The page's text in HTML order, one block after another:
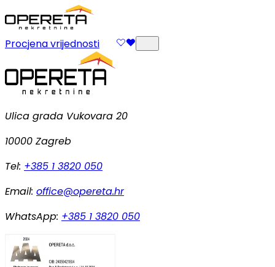
Procjena vrijednosti
Ulica grada Vukovara 20
10000 Zagreb
Tel: +385 1 3820 050
Email: office@opereta.hr
WhatsApp: +385 1 3820 050